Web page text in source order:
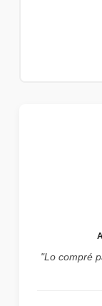
"Lo compré